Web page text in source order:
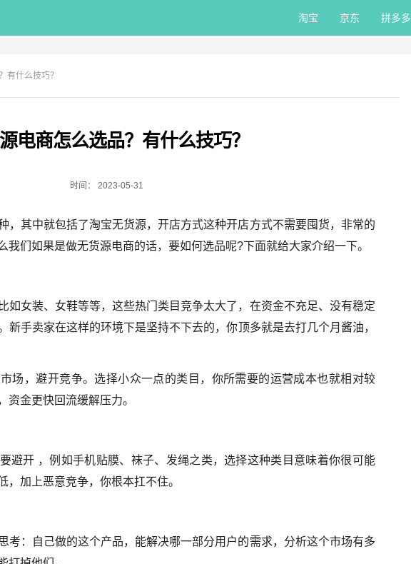
淘宝 京东 拼多多
有什么技巧？
电商怎么选品？有什么技巧？
时间： 2023-05-31
，其中就包括了淘宝无货源，开店方式这种开店方式不需要囤货，非常的
我们如果是做无货源电商的话，要如何选品呢?下面就给大家介绍一下。
如女装、女鞋等等，这些热门类目竞争太大了，在资金不充足、没有稳定
新手卖家在这样的环境下是坚持不下去的，你顶多就是去打几个月酱油，
场，避开竞争。选择小众一点的类目，你所需要的运营成本也就相对较
资金更快回流缓解压力。
避开 ，例如手机贴膜、袜子、发绳之类，选择这种类目意味着你很可能
，加上恶意竞争，你根本扛不住。
考：自己做的这个产品，能解决哪一部分用户的需求，分析这个市场有多